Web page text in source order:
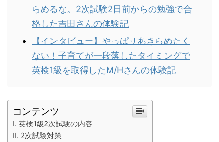
らめるな。2次試験2日前からの勉強で合
格した吉田さんの体験記
【インタビュー】やっぱりあきらめたく
ない！子育てが一段落したタイミングで
英検1級を取得したM/Hさんの体験記
コンテンツ
英検1級2次試験の内容
2次試験対策